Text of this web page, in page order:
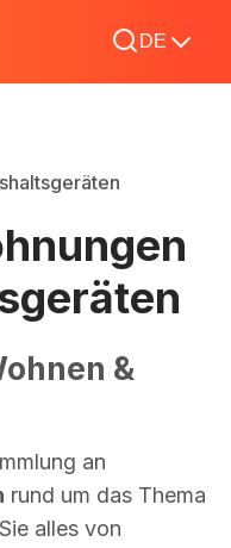
DE
&
an
rund um das Thema
alles von